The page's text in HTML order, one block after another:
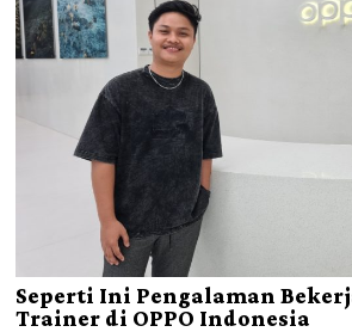
Seperti Ini Pengalaman
Trainer di OPPO Indonesia